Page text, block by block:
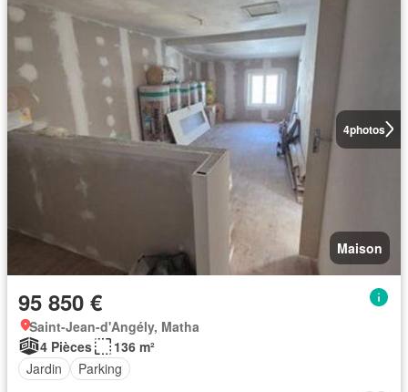
4photos
Maison
95 850 €
Saint-Jean-d'Angély, Matha
4 Pièces
136 m²
Jardin
Parking